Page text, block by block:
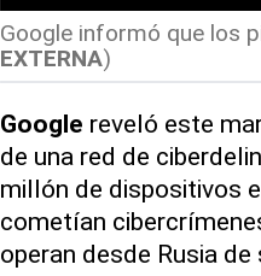
Google informó que los
EXTERNA)
Google reveló este
de una red de
millón de dispositivos
cometían
operan desde Rusia